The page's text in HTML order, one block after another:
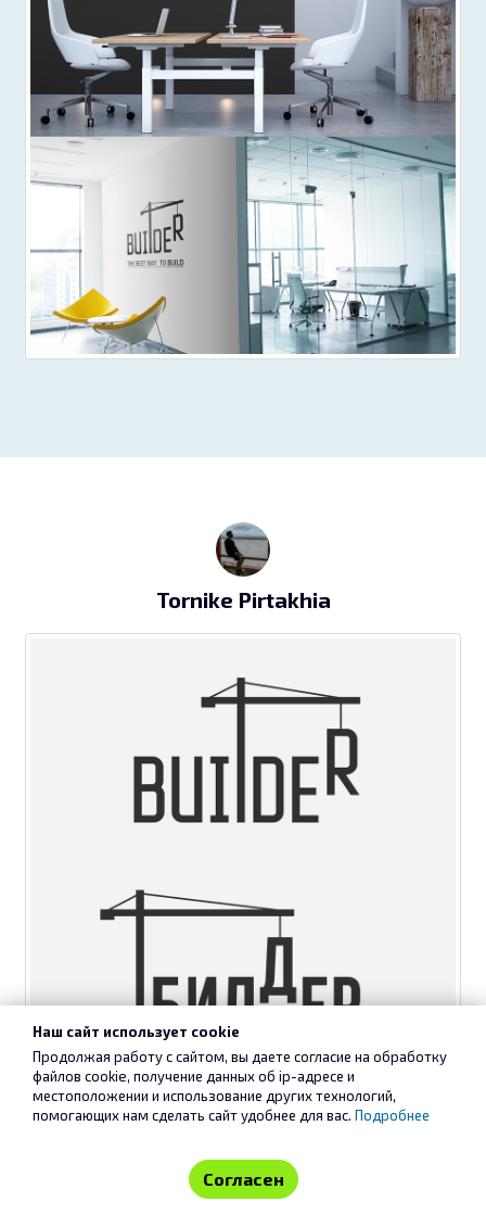
Tornike Pirtakhia
Наш сайт использует cookie
Продолжая работу с сайтом, вы даете согласие на обработку
файлов cookie, получение данных об ip-адресе и
местоположении и использование других технологий,
помогающих нам сделать сайт удобнее для вас. Подробнее
Согласен